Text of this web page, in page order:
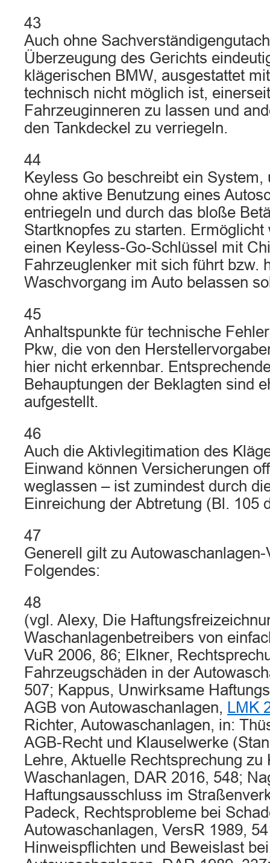
43
Auch ohne
Überzeugung des Gerichts
klägerischen BMW, ausgestattet
technisch nicht möglich ist,
Fahrzeuginneren zu lassen und
den Tankdeckel zu verriegeln.
44
Keyless Go beschreibt ein System,
ohne aktive Benutzung eines
entriegeln und durch das bloße
Startknopfes zu starten. Ermöglicht
einen Keyless-Go-Schlüssel mit
Fahrzeuglenker mit sich führt bzw.
Waschvorgang im Auto belassen
45
Anhaltspunkte für technische
Pkw, die von den
hier nicht erkennbar.
Behauptungen der Beklagten sind
aufgestellt.
46
Auch die Aktivlegitimation des
Einwand können Versicherungen
weglassen – ist zumindest durch
Einreichung der Abtretung (Bl. 105
47
Generell gilt zu Autowaschanlagen-
Folgendes:
48
(vgl. Alexy, Die
Waschanlagenbetreibers von
VuR 2006, 86; Elkner,
Fahrzeugschäden in der
507; Kappus, Unwirksame
AGB von Autowaschanlagen, LMK
Richter, Autowaschanlagen, in:
AGB-Recht und Klauselwerke
Lehre, Aktuelle Rechtsprechung zu
Waschanlagen, DAR 2016, 548;
Haftungsausschluss im
Padeck, Rechtsprobleme bei
Autowaschanlagen, VersR 1989,
Hinweispflichten und Beweislast